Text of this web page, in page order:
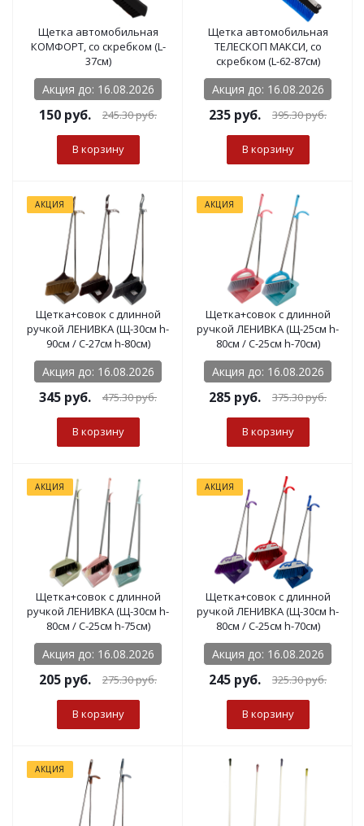
Щетка автомобильная
КОМФОРТ, со скребком (L-
37см)
Акция до: 16.08.2026
150 руб. 245.30руб.
В корзину
Щетка автомобильная
ТЕЛЕСКОП МАКСИ, со
скребком (L-62-87см)
Акция до: 16.08.2026
235 руб. 395.30руб.
В корзину
АКЦИЯ
Щетка+совок с длинной
ручкой ЛЕНИВКА (Щ-30см h-
90см / С-27см h-80см)
Акция до: 16.08.2026
345 руб. 475.30руб.
В корзину
АКЦИЯ
Щетка+совок с длинной
ручкой ЛЕНИВКА (Щ-25см h-
80см / С-25см h-70см)
Акция до: 16.08.2026
285 руб. 375.30руб.
В корзину
АКЦИЯ
Щетка+совок с длинной
ручкой ЛЕНИВКА (Щ-30см h-
80см / С-25см h-75см)
Акция до: 16.08.2026
205 руб. 275.30руб.
В корзину
АКЦИЯ
Щетка+совок с длинной
ручкой ЛЕНИВКА (Щ-30см h-
80см / С-25см h-70см)
Акция до: 16.08.2026
245 руб. 325.30руб.
В корзину
АКЦИЯ